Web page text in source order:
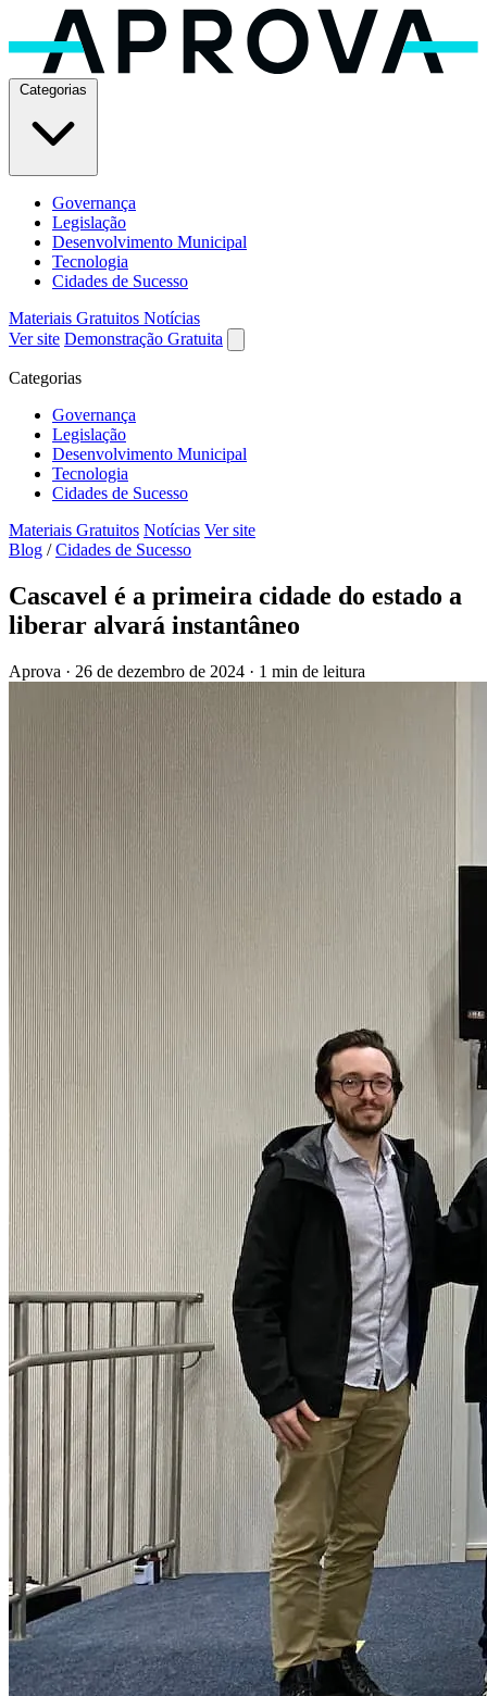
Governança
Legislação
Desenvolvimento Municipal
Tecnologia
Cidades de Sucesso
Materiais Gratuitos Notícias
Ver site Demonstração Gratuita
Categorias
Governança
Legislação
Desenvolvimento Municipal
Tecnologia
Cidades de Sucesso
Materiais Gratuitos Notícias Ver site
Blog / Cidades de Sucesso
Cascavel é a primeira cidade do estado a
liberar alvará instantâneo
Aprova · 26 de dezembro de 2024 · 1 min de leitura